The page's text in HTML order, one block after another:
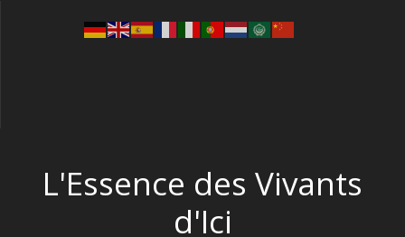
L'Essence des Vivants
d'Ici